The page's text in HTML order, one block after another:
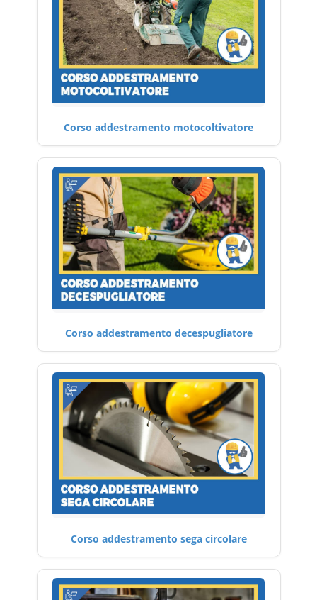
Corso addestramento motocoltivatore
Corso addestramento decespugliatore
Corso addestramento sega circolare